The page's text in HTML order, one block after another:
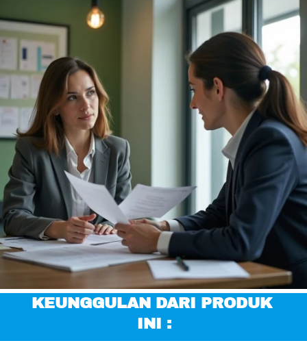
KEUNGGULAN DARI PRODUK
INI :